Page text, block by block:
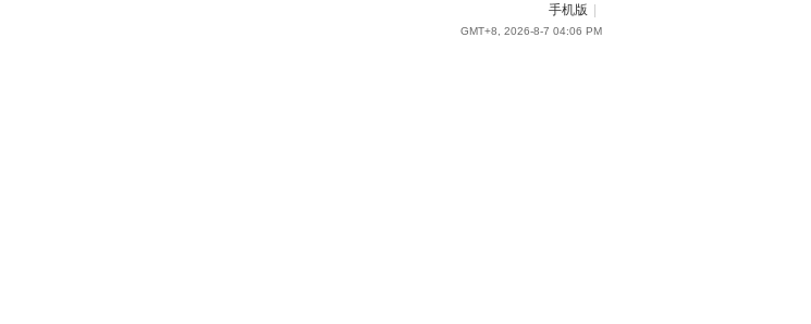
手机版
GMT+8, 2026-8-7 04:06 PM